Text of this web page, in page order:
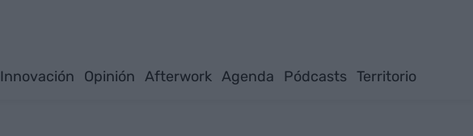
Innovación Opinión Afterwork Agenda Pódcasts Territorio